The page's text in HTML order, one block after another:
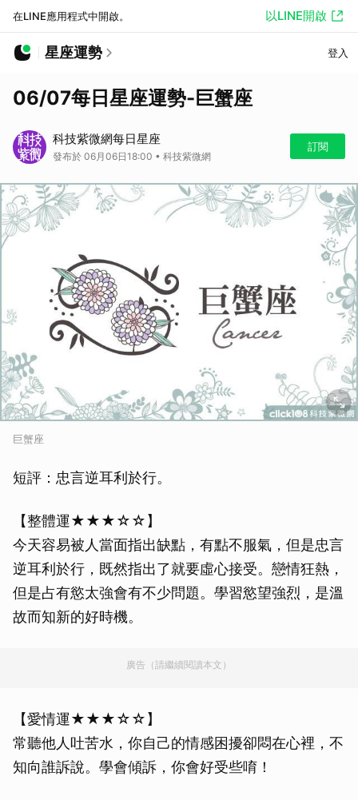
在LINE應用程式中開啟。 以LINE開啟
星座運勢 登入
06/07每日星座運勢-巨蟹座
科技紫微網每日星座
發布於 06月06日18:00 • 科技紫微網
訂閱
巨蟹座
短評：忠言逆耳利於行。
【整體運★★★☆☆】
今天容易被人當面指出缺點，有點不服氣，但是忠言
逆耳利於行，既然指出了就要虛心接受。戀情狂熱，
但是占有慾太強會有不少問題。學習慾望強烈，是溫
故而知新的好時機。
廣告（請繼續閱讀本文）
【愛情運★★★☆☆】
常聽他人吐苦水，你自己的情感困擾卻悶在心裡，不
知向誰訴說。學會傾訴，你會好受些唷！